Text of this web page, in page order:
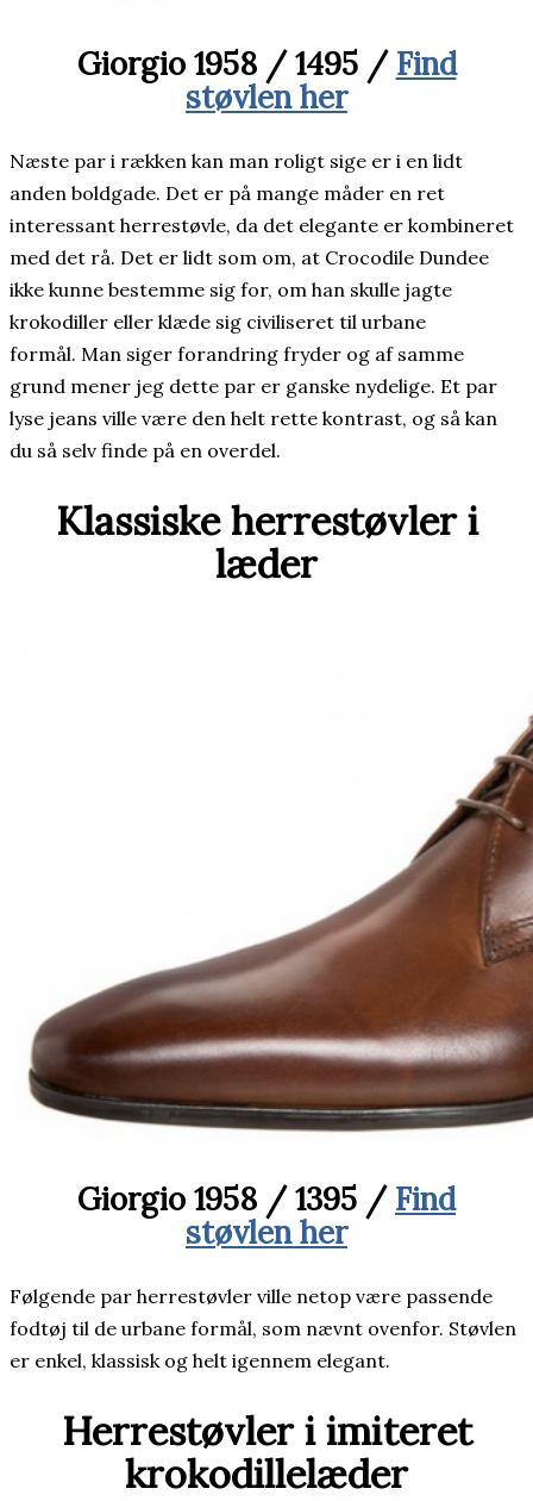
Giorgio 1958 / 1495 / Find
støvlen her
Næste par i rækken kan man roligt sige er i en lidt
anden boldgade. Det er på mange måder en ret
interessant herrestøvle, da det elegante er kombineret
med det rå. Det er lidt som om, at Crocodile Dundee
ikke kunne bestemme sig for, om han skulle jagte
krokodiller eller klæde sig civiliseret til urbane
formål. Man siger forandring fryder og af samme
grund mener jeg dette par er ganske nydelige. Et par
lyse jeans ville være den helt rette kontrast, og så kan
du så selv finde på en overdel.
Klassiske herrestøvler i
læder
Giorgio 1958 / 1395 / Find
støvlen her
Følgende par herrestøvler ville netop være passende
fodtøj til de urbane formål, som nævnt ovenfor. Støvlen
er enkel, klassisk og helt igennem elegant.
Herrestøvler i imiteret
krokodillelæder